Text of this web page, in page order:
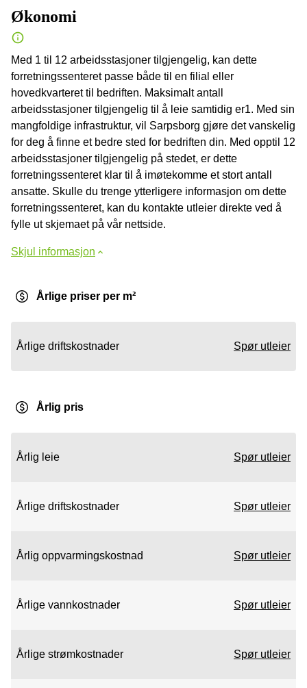
Økonomi
Med 1 til 12 arbeidsstasjoner tilgjengelig, kan dette
forretningssenteret passe både til en filial eller
hovedkvarteret til bedriften. Maksimalt antall
arbeidsstasjoner tilgjengelig til å leie samtidig er1. Med sin
mangfoldige infrastruktur, vil Sarpsborg gjøre det vanskelig
for deg å finne et bedre sted for bedriften din. Med opptil 12
arbeidsstasjoner tilgjengelig på stedet, er dette
forretningssenteret klar til å imøtekomme et stort antall
ansatte. Skulle du trenge ytterligere informasjon om dette
forretningssenteret, kan du kontakte utleier direkte ved å
fylle ut skjemaet på vår nettside.
Skjul informasjon
Årlige priser per m²
Årlige driftskostnader Spør utleier
Årlig pris
Årlig leie Spør utleier
Årlige driftskostnader Spør utleier
Årlig oppvarmingskostnad Spør utleier
Årlige vannkostnader Spør utleier
Årlige strømkostnader Spør utleier